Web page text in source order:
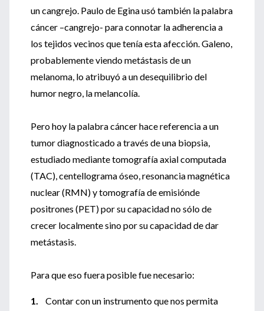
un cangrejo. Paulo de Egina usó también la palabra
cáncer –cangrejo- para connotar la adherencia a
los tejidos vecinos que tenía esta afección. Galeno,
probablemente viendo metástasis de un
melanoma, lo atribuyó a un desequilibrio del
humor negro, la melancolía.
Pero hoy la palabra cáncer hace referencia a un
tumor diagnosticado a través de una biopsia,
estudiado mediante tomografía axial computada
(TAC), centellograma óseo, resonancia magnética
nuclear (RMN) y tomografía de emisiónde
positrones (PET) por su capacidad no sólo de
crecer localmente sino por su capacidad de dar
metástasis.
Para que eso fuera posible fue necesario:
1. Contar con un instrumento que nos permita